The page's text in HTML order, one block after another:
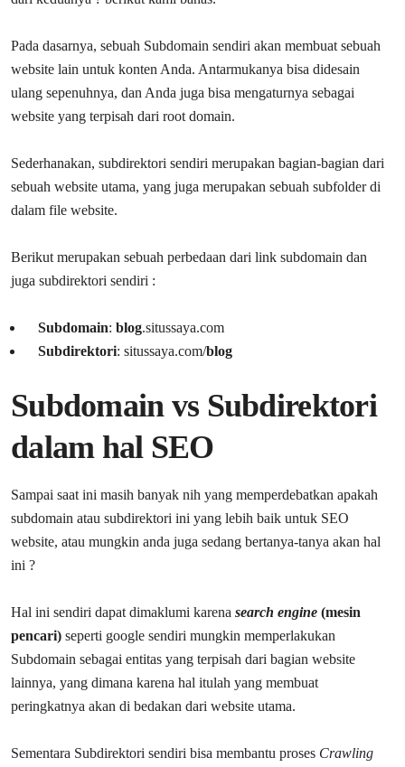
Pada dasarnya, sebuah Subdomain sendiri akan membuat sebuah
website lain untuk konten Anda. Antarmukanya bisa didesain
ulang sepenuhnya, dan Anda juga bisa mengaturnya sebagai
website yang terpisah dari root domain.
Sederhanakan, subdirektori sendiri merupakan bagian-bagian dari
sebuah website utama, yang juga merupakan sebuah subfolder di
dalam file website.
Berikut merupakan sebuah perbedaan dari link subdomain dan
juga subdirektori sendiri :
Subdomain: blog.situssaya.com
Subdirektori: situssaya.com/blog
Subdomain vs Subdirektori
dalam hal SEO
Sampai saat ini masih banyak nih yang memperdebatkan apakah
subdomain atau subdirektori ini yang lebih baik untuk SEO
website, atau mungkin anda juga sedang bertanya-tanya akan hal
ini ?
Hal ini sendiri dapat dimaklumi karena search engine (mesin
pencari) seperti google sendiri mungkin memperlakukan
Subdomain sebagai entitas yang terpisah dari bagian website
lainnya, yang dimana karena hal itulah yang membuat
peringkatnya akan di bedakan dari website utama.
Sementara Subdirektori sendiri bisa membantu proses Crawling